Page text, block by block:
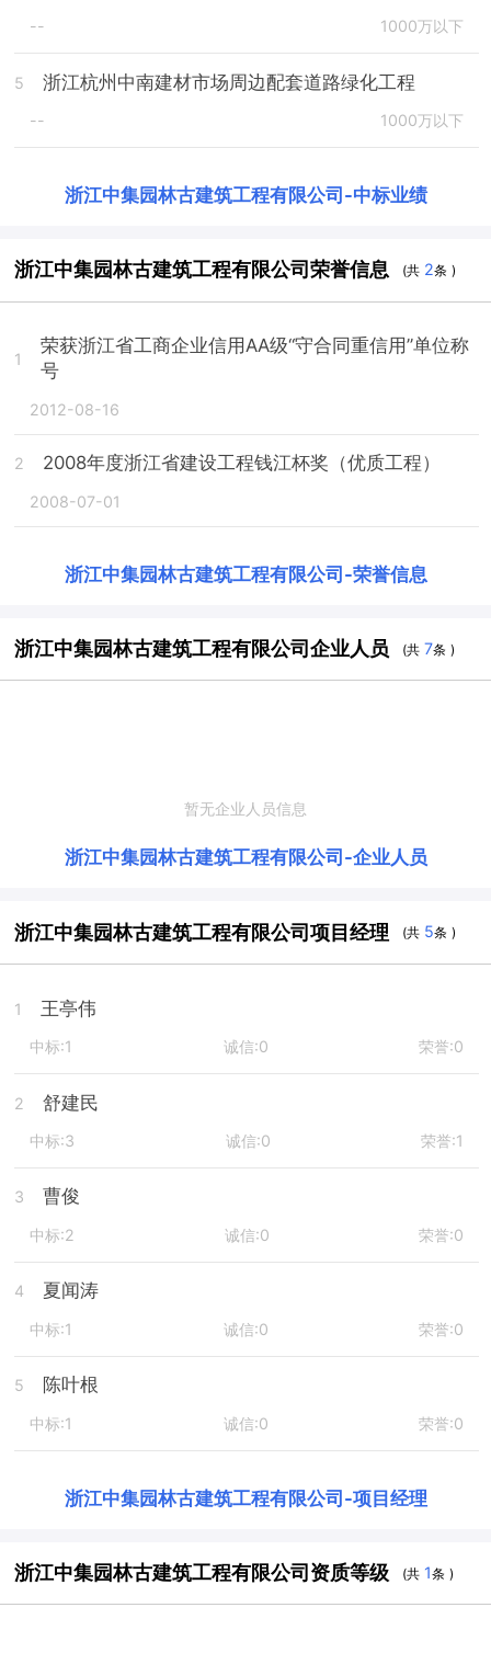
-- 1000万以下
5 浙江杭州中南建材市场周边配套道路绿化工程
-- 1000万以下
浙江中集园林古建筑工程有限公司 -中标业绩
浙江中集园林古建筑工程有限公司荣誉信息 (共 2条 )
1
荣获浙江省工商企业信用AA级“守合同重信用”单位称
号
2012-08-16
2 2008年度浙江省建设工程钱江杯奖（优质工程）
2008-07-01
浙江中集园林古建筑工程有限公司 -荣誉信息
浙江中集园林古建筑工程有限公司企业人员 (共7条 )
暂无企业人员信息
浙江中集园林古建筑工程有限公司 -企业人员
浙江中集园林古建筑工程有限公司项目经理 (共 5条 )
1 王亭伟
中标:1 诚信:0 荣誉:0
2 舒建民
中标:3 诚信:0 荣誉:1
3 曹俊
中标:2 诚信:0 荣誉:0
4 夏闻涛
中标:1 诚信:0 荣誉:0
5 陈叶根
中标:1 诚信:0 荣誉:0
浙江中集园林古建筑工程有限公司 -项目经理
浙江中集园林古建筑工程有限公司资质等级 (共 1条 )